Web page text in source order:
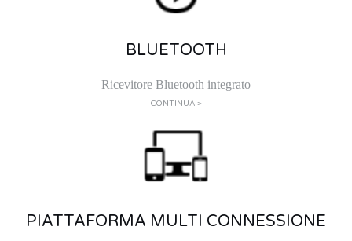
BLUETOOTH
Ricevitore Bluetooth integrato
CONTINUA >
PIATTAFORMA MULTI CONNESSIONE